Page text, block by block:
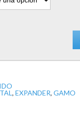
, EXPANDER, GAMO